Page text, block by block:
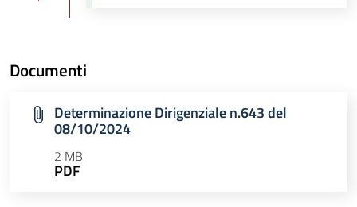
Documenti
Determinazione Dirigenziale n.643 del
08/10/2024
2 MB
PDF